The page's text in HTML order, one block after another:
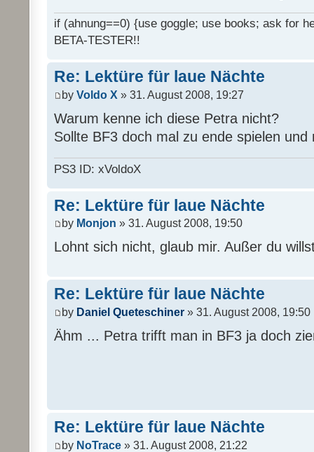
if (ahnung==0) {use goggle; use books; ask for
BETA-TESTER!!
Re: Lektüre für laue Nächte
by Voldo X » 31. August 2008, 19:27
Warum kenne ich diese Petra nicht?
Sollte BF3 doch mal zu ende spielen
PS3 ID: xVoldoX
Re: Lektüre für laue Nächte
by Monjon » 31. August 2008, 19:50
Lohnt sich nicht, glaub mir. Außer du
Re: Lektüre für laue Nächte
by Daniel Queteschiner » 31. August 2008, 19:50
Ähm ... Petra trifft man in BF3 ja doch
Re: Lektüre für laue Nächte
by NoTrace » 31. August 2008, 21:22